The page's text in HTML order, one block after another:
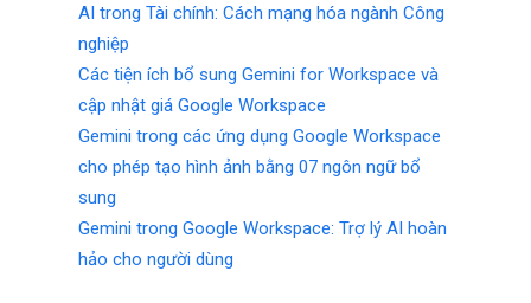
AI trong Tài chính: Cách mạng hóa ngành Công
nghiệp
Các tiện ích bổ sung Gemini for Workspace và
cập nhật giá Google Workspace
Gemini trong các ứng dụng Google Workspace
cho phép tạo hình ảnh bằng 07 ngôn ngữ bổ
sung
Gemini trong Google Workspace: Trợ lý AI hoàn
hảo cho người dùng